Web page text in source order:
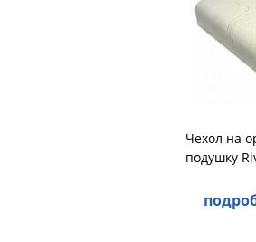
Чехол на
подушку